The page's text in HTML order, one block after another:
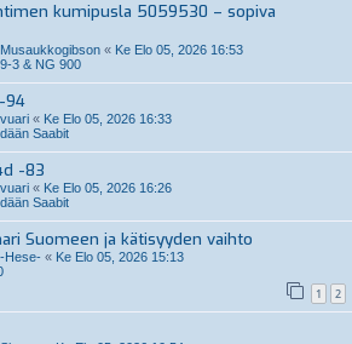
kumipusla 5059530 – sopiva
Musaukkogibson « Ke Elo 05, 2026 16:53
3 & NG 900
94
vuari « Ke Elo 05, 2026 16:33
Saabit
-83
vuari « Ke Elo 05, 2026 16:26
Saabit
Suomeen ja kätisyyden vaihto
-Hese- « Ke Elo 05, 2026 15:13
1 2